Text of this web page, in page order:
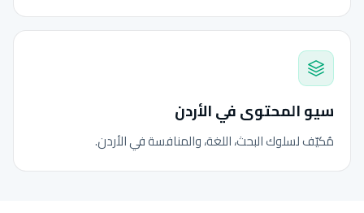
سيو المحتوى في الأردن
مُكيّف لسلوك البحث، اللغة، والمنافسة في الأردن.